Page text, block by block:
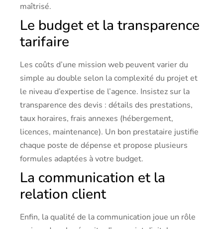
maîtrisé.
Le budget et la transparence
tarifaire
Les coûts d’une mission web peuvent varier du
simple au double selon la complexité du projet et
le niveau d’expertise de l’agence. Insistez sur la
transparence des devis : détails des prestations,
taux horaires, frais annexes (hébergement,
licences, maintenance). Un bon prestataire justifie
chaque poste de dépense et propose plusieurs
formules adaptées à votre budget.
La communication et la
relation client
Enfin, la qualité de la communication joue un rôle